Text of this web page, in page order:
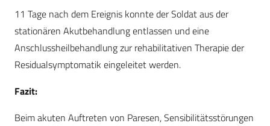
11 Tage nach dem Ereignis konnte der Soldat aus der
stationären Akutbehandlung entlassen und eine
Anschlussheilbehandlung zur rehabilitativen Therapie der
Residualsymptomatik eingeleitet werden.
Fazit:
Beim akuten Auftreten von Paresen, Sensibilitätsstörungen